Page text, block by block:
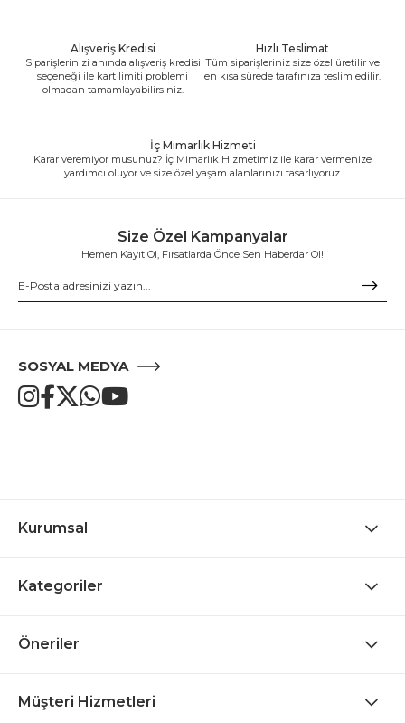
Alışveriş Kredisi
Siparişlerinizi anında alışveriş kredisi
seçeneği ile kart limiti problemi
olmadan tamamlayabilirsiniz.
Hızlı Teslimat
Tüm siparişleriniz size özel üretilir ve
en kısa sürede tarafınıza teslim edilir.
İç Mimarlık Hizmeti
Karar veremiyor musunuz? İç Mimarlık Hizmetimiz ile karar vermenize
yardımcı oluyor ve size özel yaşam alanlarınızı tasarlıyoruz.
Size Özel Kampanyalar
Hemen Kayıt Ol, Fırsatlarda Önce Sen Haberdar Ol!
SOSYAL MEDYA
Kurumsal
Kategoriler
Öneriler
Müşteri Hizmetleri